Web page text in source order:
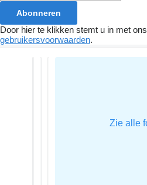
Abonneren
Door hier te klikken stemt u in met ons
gebruikersvoorwaarden.